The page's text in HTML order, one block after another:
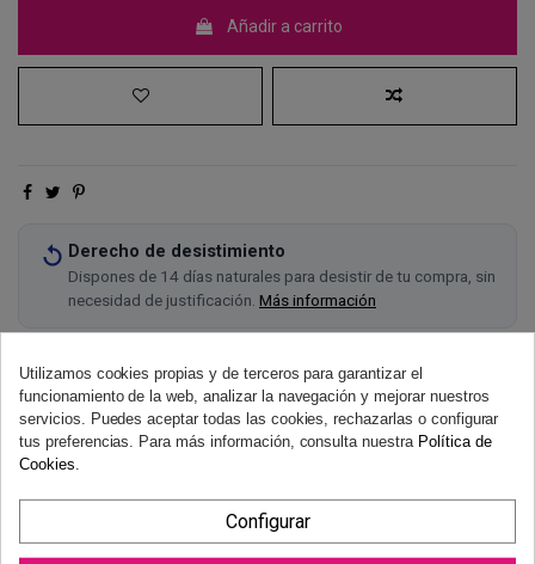
Añadir a carrito
Derecho de desistimiento
Dispones de 14 días naturales para desistir de tu compra, sin
necesidad de justificación. Más información
Utilizamos cookies propias y de terceros para garantizar el
funcionamiento de la web, analizar la navegación y mejorar nuestros
servicios. Puedes aceptar todas las cookies, rechazarlas o configurar
tus preferencias. Para más información, consulta nuestra Política de
Cookies
Configurar